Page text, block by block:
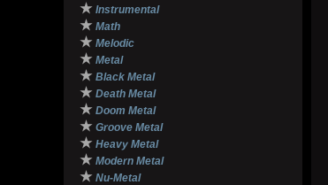
★ Instrumental
★ Math
★ Melodic
★ Metal
★ Black Metal
★ Death Metal
★ Doom Metal
★ Groove Metal
★ Heavy Metal
★ Modern Metal
★ Nu-Metal